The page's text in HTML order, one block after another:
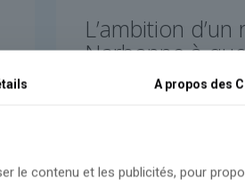
L’ambition
Narbonne à
A propos des
le contenu et les publicités, pour